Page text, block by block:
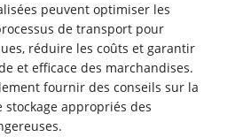
peuvent optimiser les
de transport pour
réduire les coûts et garantir
et efficace des marchandises.
fournir des conseils sur la
appropriés des